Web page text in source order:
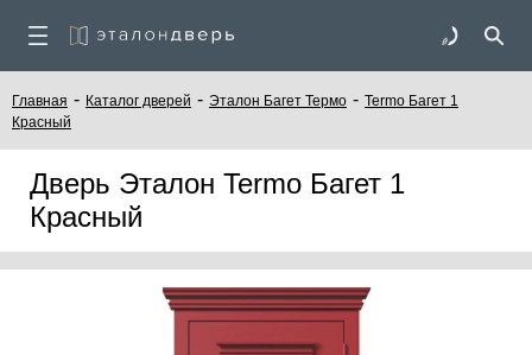
Главная - Каталог дверей - Эталон Багет Термо - Termo Багет 1
Красный
Дверь Эталон Termo Багет 1
Красный